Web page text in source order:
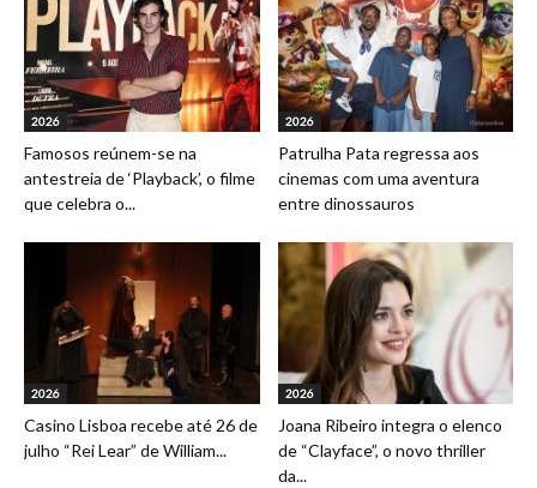
2026
Famosos reúnem-se na
antestreia de ‘Playback’, o filme
que celebra o...
2026
Patrulha Pata regressa aos
cinemas com uma aventura
entre dinossauros
2026
Casino Lisboa recebe até 26 de
julho “Rei Lear” de William...
2026
Joana Ribeiro integra o elenco
de “Clayface”, o novo thriller
da...